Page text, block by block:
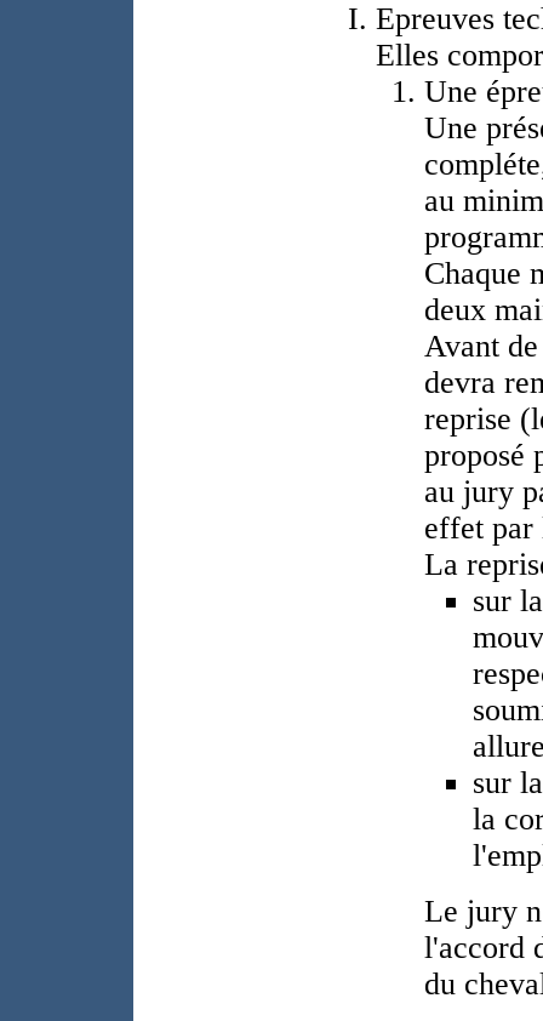
Epreuves
Elles
Une
Une
au
Chaque
deux
Avant
devra
reprise
proposé
au jury
effet par
La
sur
sur
la
Le jury
l'accord
du